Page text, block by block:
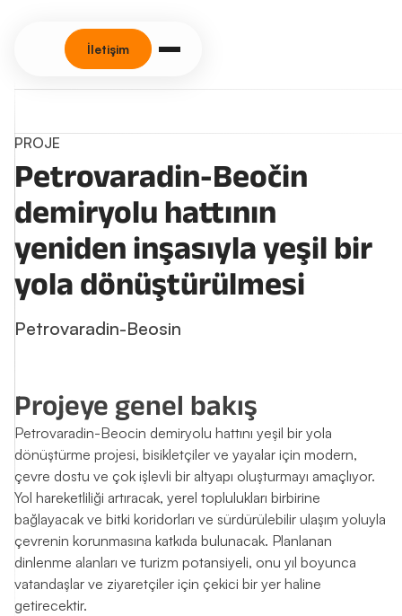
İletişim
PROJE
Petrovaradin-Beočin
demiryolu hattının
yeniden inşasıyla yeşil bir
yola dönüştürülmesi
Petrovaradin-Beosin
Projeye genel bakış
Petrovaradin-Beocin demiryolu hattını yeşil bir yola
dönüştürme projesi, bisikletçiler ve yayalar için modern,
çevre dostu ve çok işlevli bir altyapı oluşturmayı amaçlıyor.
Yol hareketliliği artıracak, yerel toplulukları birbirine
bağlayacak ve bitki koridorları ve sürdürülebilir ulaşım yoluyla
çevrenin korunmasına katkıda bulunacak. Planlanan
dinlenme alanları ve turizm potansiyeli, onu yıl boyunca
vatandaşlar ve ziyaretçiler için çekici bir yer haline
getirecektir.